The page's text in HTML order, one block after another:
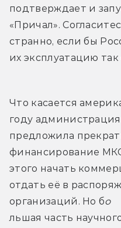
подтверждает и
«Причал».
странно, если бы
их эксплуатацию так
Что касается
году
предложила
финансирование
этого начать
отдать её в
организаций. Но бо
льшая часть